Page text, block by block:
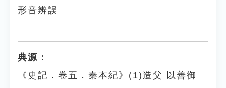
形音辨誤
典源：
《史記．卷五．秦本紀》(1)造父 以善御